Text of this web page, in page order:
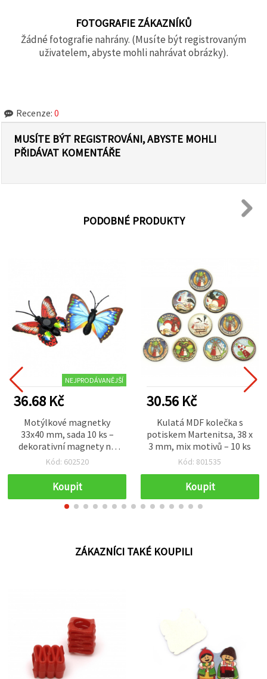
FOTOGRAFIE ZÁKAZNÍKŮ
Žádné fotografie nahrány. (Musíte být registrovaným
uživatelem, abyste mohli nahrávat obrázky).
Recenze: 0
MUSÍTE BÝT REGISTROVÁNI, ABYSTE MOHLI
PŘIDÁVAT KOMENTÁŘE
PODOBNÉ PRODUKTY
NEJPRODÁVANĚJŠÍ
36.68 Kč
Motýlkové magnetky
33x40 mm, sada 10 ks –
dekorativní magnety na
lednici s magnetickou
magnetickou tabuli,
školní skříňku, tvoření a
domácí dekoraci
Kód: 602520
Koupit
30.56 Kč
Kulatá MDF kolečka s
potiskem Martenitsa, 38 x
3 mm, mix motivů – 10 ks
Kód: 801535
Koupit
ZÁKAZNÍCI TAKÉ KOUPILI